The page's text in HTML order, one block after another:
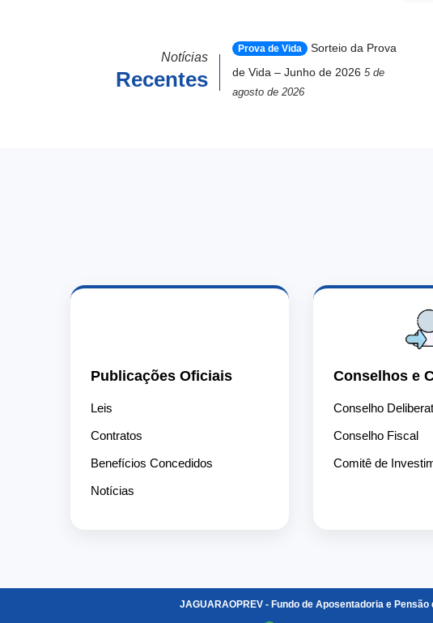
Notícias
Recentes
Prova de Vida
Sorteio da Prova
de Vida – Junho de 2026 5 de
agosto de 2026
Publicações Oficiais
Leis
Contratos
Benefícios Concedidos
Notícias
Conselhos e
Conselho
Conselho Fiscal
Comitê de
JAGUARAOPREV - Fundo de Aposentadoria e Pensão